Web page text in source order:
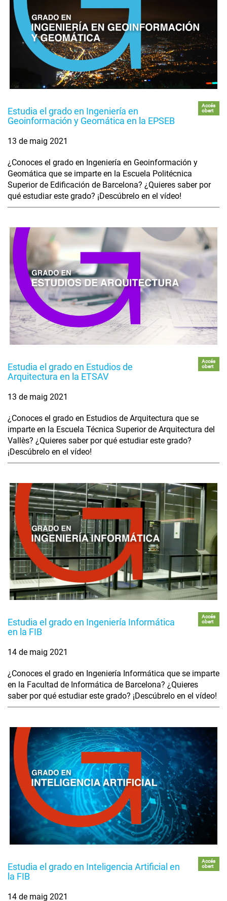
Estudia el grado en Ingeniería en
Geoinformación y Geomática en la EPSEB
Accés
obert
13 de maig 2021
¿Conoces el grado en Ingeniería en Geoinformación y
Geomática que se imparte en la Escuela Politécnica
Superior de Edificación de Barcelona? ¿Quieres saber por
qué estudiar este grado? ¡Descúbrelo en el vídeo!
Estudia el grado en Estudios de
Arquitectura en la ETSAV
Accés
obert
13 de maig 2021
¿Conoces el grado en Estudios de Arquitectura que se
imparte en la Escuela Técnica Superior de Arquitectura del
Vallès? ¿Quieres saber por qué estudiar este grado?
¡Descúbrelo en el vídeo!
Estudia el grado en Ingeniería Informática
en la FIB
Accés
obert
14 de maig 2021
¿Conoces el grado en Ingeniería Informática que se imparte
en la Facultad de Informática de Barcelona? ¿Quieres
saber por qué estudiar este grado? ¡Descúbrelo en el vídeo!
Estudia el grado en Inteligencia Artificial en
la FIB
Accés
obert
14 de maig 2021